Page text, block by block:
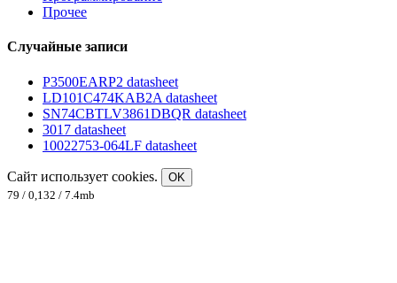
Прочее
Случайные записи
P3500EARP2 datasheet
LD101C474KAB2A datasheet
SN74CBTLV3861DBQR datasheet
3017 datasheet
10022753-064LF datasheet
Сайт использует cookies.
OK
79 / 0,132 / 7.4mb